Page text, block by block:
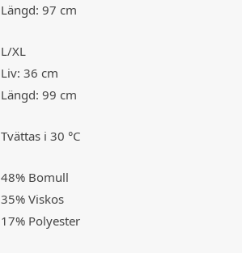
Längd: 97 cm
L/XL
Liv: 36 cm
Längd: 99 cm
Tvättas i 30 °C
48% Bomull
35% Viskos
17% Polyester